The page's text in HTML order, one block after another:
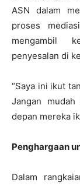
ASN dalam
proses
mengambil
penyesalan di
“Saya ini ikut
Jangan
depan mereka
Penghargaan
Dalam